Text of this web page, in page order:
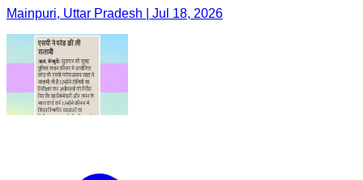
Mainpuri, Uttar Pradesh | Jul 18, 2026